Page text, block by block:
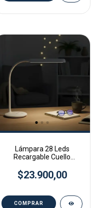
Lámpara 28 Leds
Recargable Cuello
$23.900,00